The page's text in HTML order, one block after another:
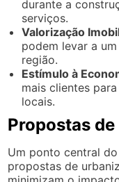
durante a
serviços.
Valorização
podem levar a
região.
Estímulo à
mais clientes
locais.
Propostas
Um ponto central
propostas de